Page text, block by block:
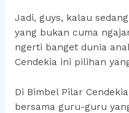
Jadi, guys, kalau
yang bukan cuma
ngerti banget dunia
Cendekia ini pilihan
Di Bimbel Pilar
bersama guru-guru